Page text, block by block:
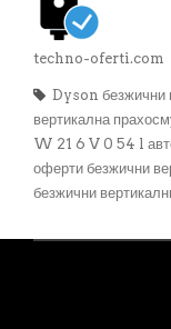
techno-oferti.com
Dyson безжични
вертикална
W 21 6 V 0 54 l
оферти безжични
безжични